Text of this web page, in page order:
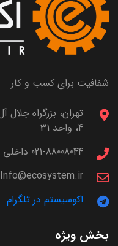
شفافیت برای کسب و کار
4، واحد 31
021-88008044 داخلی 4
Info@ecosystem.ir
اکوسیستم در تلگرام
بخش ویژه